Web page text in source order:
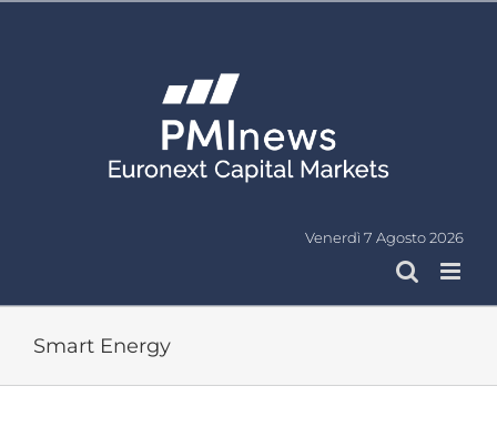
Venerdì 7 Agosto 2026
Smart Energy